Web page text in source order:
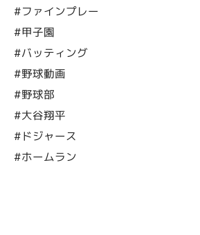
#ファインプレー
#甲子園
#バッティング
#野球動画
#野球部
#大谷翔平
#ドジャース
#ホームラン